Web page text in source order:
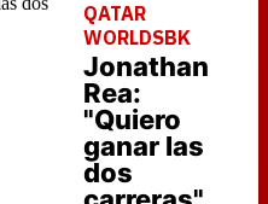
QATAR
WORLDSBK
Jonathan
Rea:
"Quiero
ganar las
dos